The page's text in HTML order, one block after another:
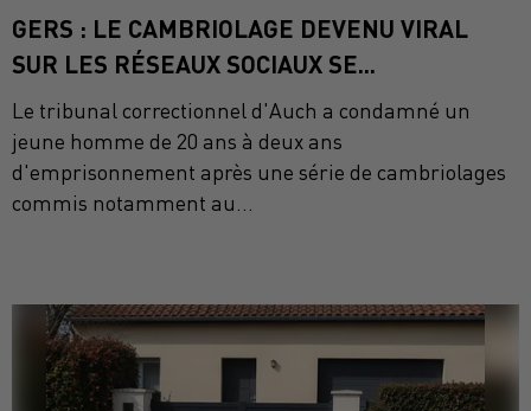
GERS : LE CAMBRIOLAGE DEVENU VIRAL
SUR LES RÉSEAUX SOCIAUX SE...
Le tribunal correctionnel d'Auch a condamné un
jeune homme de 20 ans à deux ans
d'emprisonnement après une série de cambriolages
commis notamment au...